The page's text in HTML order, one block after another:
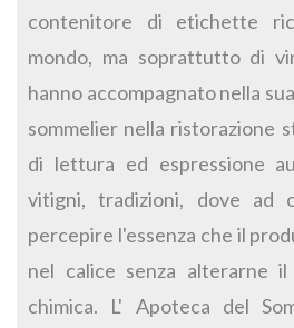
contenitore di etichette
mondo, ma soprattutto di
hanno accompagnato nella
sommelier nella ristorazione
di lettura ed espressione
vitigni, tradizioni, dove ad
percepire l'essenza che il
nel calice senza alterarne
chimica. L' Apoteca del